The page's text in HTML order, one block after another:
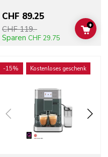
CART
CHF 89.25
CHF 119.-
Sparen CHF 29.75
ADD
+
-15% Kostenloses geschenk